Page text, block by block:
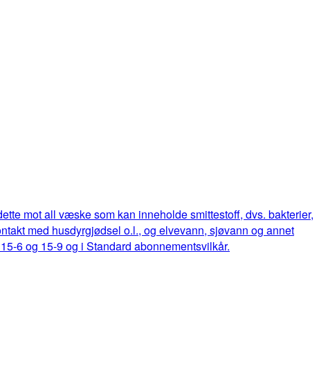
mot all væske som kan inneholde smittestoff, dvs. bakterier,
med husdyrgjødsel o.l., og elvevann, sjøvann og annet
6 og 15-9 og i Standard abonnementsvilkår.